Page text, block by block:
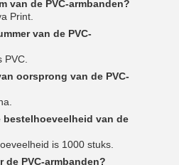
van de PVC-armbanden?
Print.
van de PVC-
oorsprong van de PVC-
bestelhoeveelheid van de
is 1000 stuks.
de PVC-armbanden?